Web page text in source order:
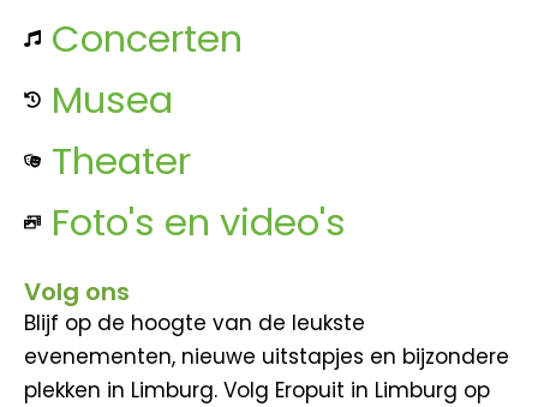
Concerten
Musea
Theater
Foto's en video's
Volg ons
Blijf op de hoogte van de leukste
evenementen, nieuwe uitstapjes en bijzondere
plekken in Limburg. Volg Eropuit in Limburg op